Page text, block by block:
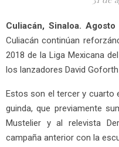
Culiacán, Sinaloa.
Culiacán continúan
2018 de la Liga Mexicana
los lanzadores David
Estos son el tercer y cuarto
guinda, que previamente
Mustelier y al relevista
campaña anterior con la